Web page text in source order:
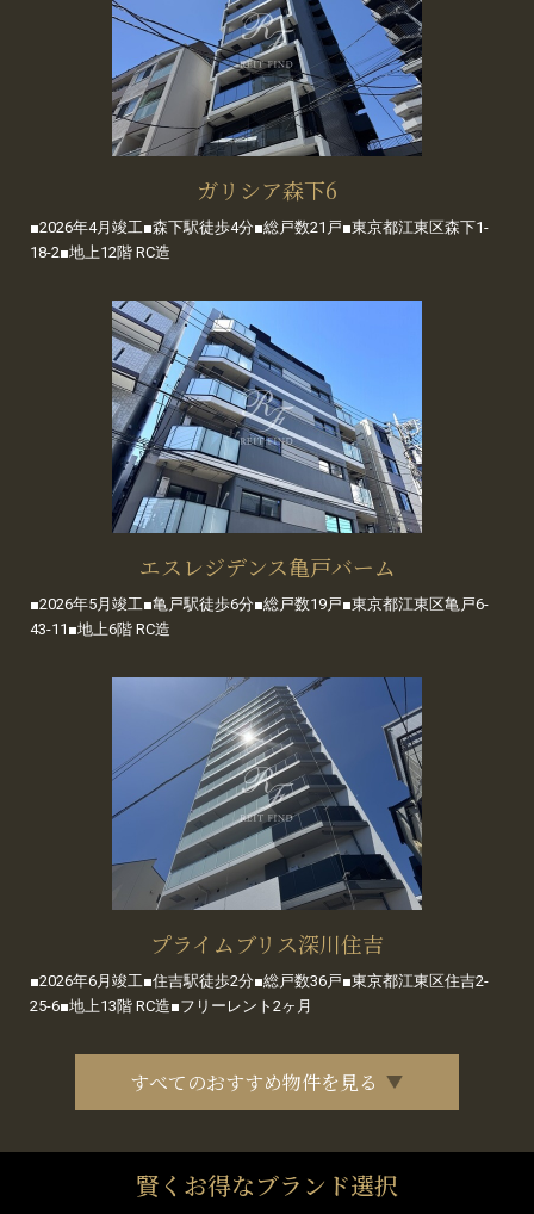
ガリシア森下6
■2026年4月竣工■森下駅徒歩4分■総戸数21戸■東京都江東区森下1-
18-2■地上12階 RC造
エスレジデンス亀戸バーム
■2026年5月竣工■亀戸駅徒歩6分■総戸数19戸■東京都江東区亀戸6-
43-11■地上6階 RC造
プライムブリス深川住吉
■2026年6月竣工■住吉駅徒歩2分■総戸数36戸■東京都江東区住吉2-
25-6■地上13階 RC造■フリーレント2ヶ月
すべてのおすすめ物件を見る
賢くお得なブランド選択